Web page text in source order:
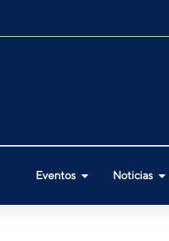
Eventos Noticias